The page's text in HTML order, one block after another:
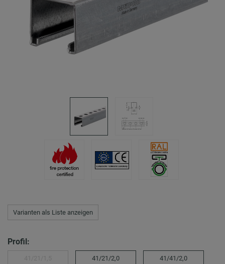
Varianten als Liste anzeigen
Profil:
41/21/2,0 41/41/2,0